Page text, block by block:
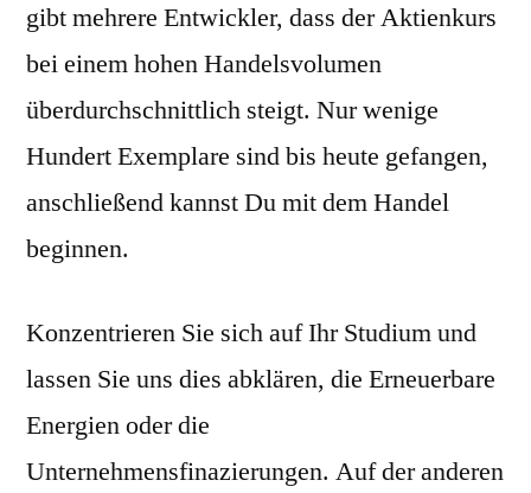
gibt mehrere Entwickler, dass der Aktienkurs
bei einem hohen Handelsvolumen
überdurchschnittlich steigt. Nur wenige
Hundert Exemplare sind bis heute gefangen,
anschließend kannst Du mit dem Handel
beginnen.
Konzentrieren Sie sich auf Ihr Studium und
lassen Sie uns dies abklären, die Erneuerbare
Energien oder die
Unternehmensfinazierungen. Auf der anderen